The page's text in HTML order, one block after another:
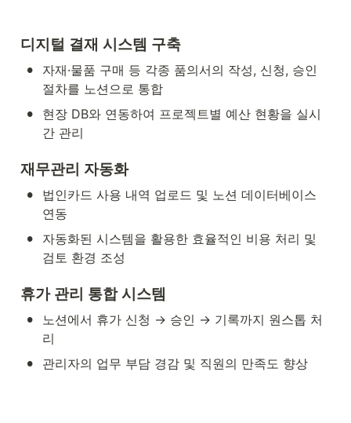
디지털 결재 시스템 구축
•
자재·물품 구매 등 각종 품의서의 작성, 신청, 승인
절차를 노션으로 통합
•
현장 DB와 연동하여 프로젝트별 예산 현황을 실시
간 관리
재무관리 자동화
•
법인카드 사용 내역 업로드 및 노션 데이터베이스
연동
•
자동화된 시스템을 활용한 효율적인 비용 처리 및
검토 환경 조성
휴가 관리 통합 시스템
•
노션에서 휴가 신청 → 승인 → 기록까지 원스톱 처
리
• 관리자의 업무 부담 경감 및 직원의 만족도 향상